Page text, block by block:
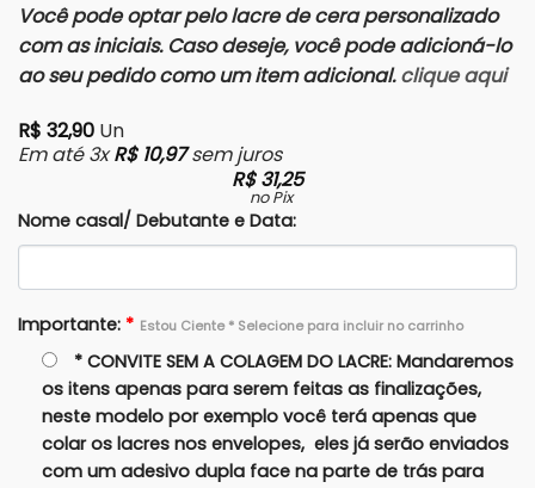
Você pode optar pelo lacre de cera personalizado
com as iniciais. Caso deseje, você pode adicioná-lo
ao seu pedido como um item adicional.clique aqui
R$ 32,90 Un
Em até 3xR$10,97sem juros
R$31,25
no Pix
Nome casal/ Debutante e Data:
Importante: * Estou Ciente * Selecione para incluir no carrinho
* CONVITE SEM A COLAGEM DO LACRE: Mandaremos
os itens apenas para serem feitas as finalizações,
neste modelo por exemplo você terá apenas que
colar os lacres nos envelopes, eles já serão enviados
com um adesivo dupla face na parte de trás para